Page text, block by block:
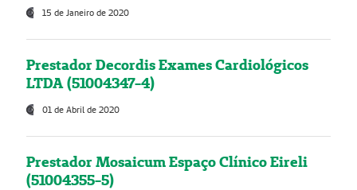
15 de Janeiro de 2020
Prestador Decordis Exames Cardiológicos
LTDA (51004347-4)
01 de Abril de 2020
Prestador Mosaicum Espaço Clínico Eireli
(51004355-5)